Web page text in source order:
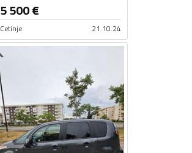
5 500€
Cetinje 21.10.24